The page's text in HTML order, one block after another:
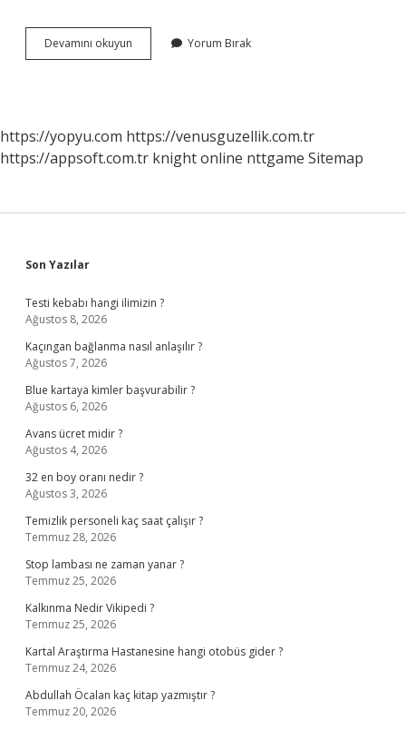
Devamını okuyun
Derecelik
Yorum Bırak
https://yopyu.com https://venusguzellik.com.tr
https://appsoft.com.tr knight online nttgame Sitemap
Sidebar
Son Yazılar
Testi kebabı hangi ilimizin ?
Ağustos 8, 2026
Kaçıngan bağlanma nasıl anlaşılır ?
Ağustos 7, 2026
Blue kartaya kimler başvurabilir ?
Ağustos 6, 2026
Avans ücret midir ?
Ağustos 4, 2026
32 en boy oranı nedir ?
Ağustos 3, 2026
Temizlik personeli kaç saat çalışır ?
Temmuz 28, 2026
Stop lambası ne zaman yanar ?
Temmuz 25, 2026
Kalkınma Nedir Vikipedi ?
Temmuz 25, 2026
Kartal Araştırma Hastanesine hangi otobüs gider ?
Temmuz 24, 2026
Abdullah Öcalan kaç kitap yazmıştır ?
Temmuz 20, 2026